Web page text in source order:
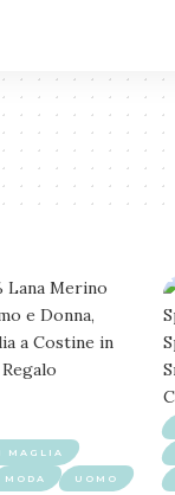
MAGLIA
MODA UOMO